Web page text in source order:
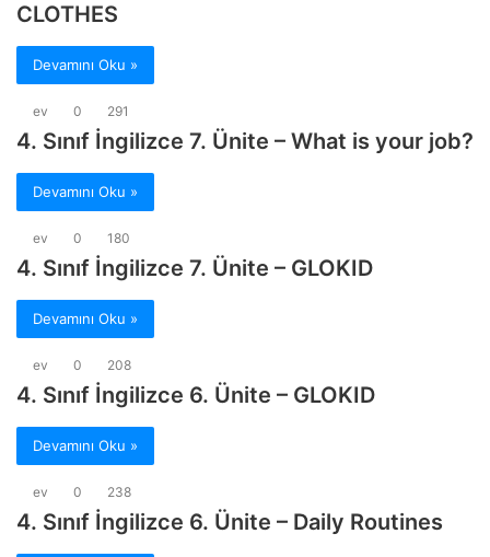
CLOTHES
Devamını Oku »
ev 0 291
4. Sınıf İngilizce 7. Ünite – What is your job?
Devamını Oku »
ev 0 180
4. Sınıf İngilizce 7. Ünite – GLOKID
Devamını Oku »
ev 0 208
4. Sınıf İngilizce 6. Ünite – GLOKID
Devamını Oku »
ev 0 238
4. Sınıf İngilizce 6. Ünite – Daily Routines